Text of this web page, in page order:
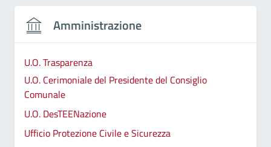
Amministrazione
U.O. Trasparenza
U.O. Cerimoniale del Presidente del Consiglio
Comunale
U.O. DesTEENazione
Ufficio Protezione Civile e Sicurezza